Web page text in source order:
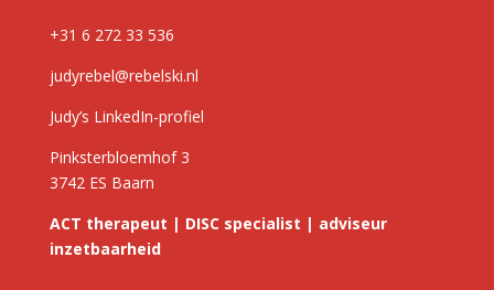
+31 6 272 33 536
judyrebel@rebelski.nl
Judy’s LinkedIn-profiel
Pinksterbloemhof 3
3742 ES Baarn
ACT therapeut | DISC specialist | adviseur
inzetbaarheid